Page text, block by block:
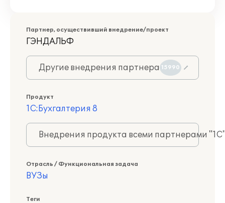
Партнер, осуществивший внедрение/проект
ГЭНДАЛЬФ
Другие внедрения партнера 15990
Продукт
1С:Бухгалтерия 8
Внедрения продукта всеми партнерами
Отрасль / Функциональная задача
ВУЗы
Теги